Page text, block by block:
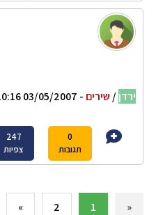
ירדן/ שירים - 03/05/2007 20:16
0
תגובות
247
צפיות
«
1
2
»